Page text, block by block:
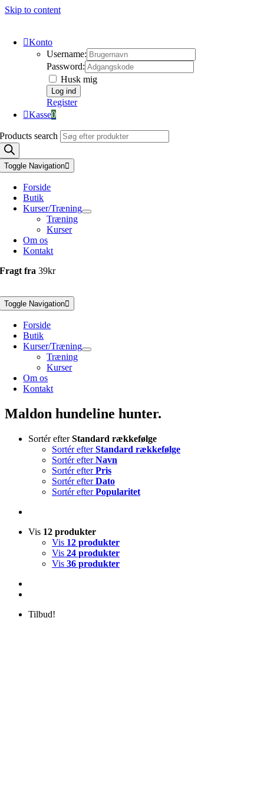
Skip to content
Konto
Username:
Password:
Husk mig
Register
Kasse0
Products search
Toggle Navigation
Forside
Butik
Kurser/Træning
Træning
Kurser
Om os
Kontakt
Fragt fra39kr
Toggle Navigation
Forside
Butik
Kurser/Træning
Træning
Kurser
Om os
Kontakt
Maldon hundeline hunter.
Sortér efterStandard rækkefølge
Sortér efterStandard rækkefølge
Sortér efterNavn
Sortér efterPris
Sortér efterDato
Sortér efterPopularitet
Vis 12 produkter
Vis 12 produkter
Vis 24 produkter
Vis 36 produkter
Tilbud!